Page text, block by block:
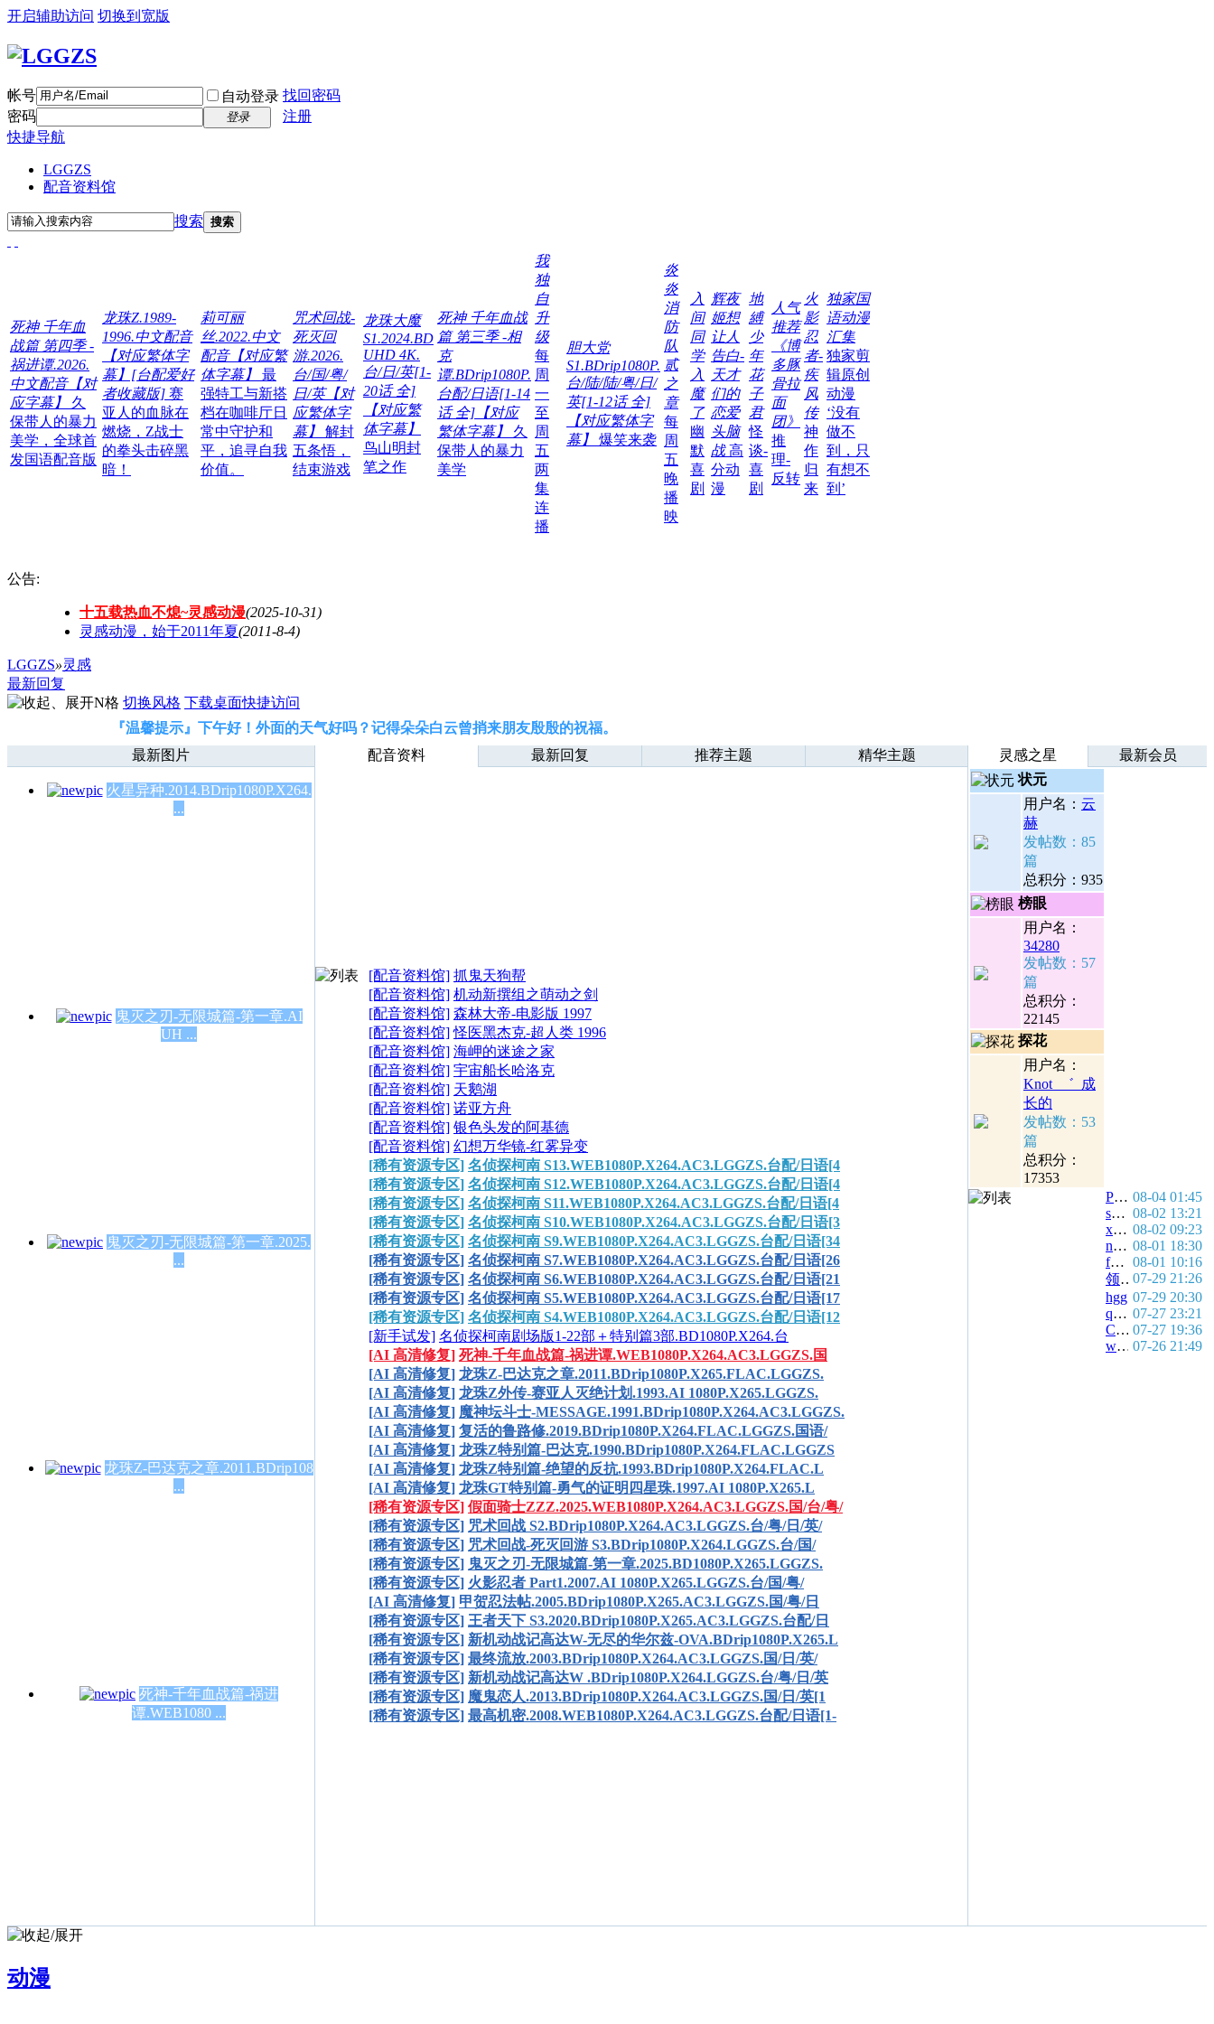
开启辅助访问 切换到宽版
帐号 自动登录 找回密码
密码
登录
注册
快捷导航
LGGZS
配音资料馆
搜索 搜索
死神 千年血
战篇 第四季 -
祸进谭.2026.
中文配音【对
应字幕】
久
保带人的暴力
美学，全球首
发国语配音版
龙珠Z.1989-
1996.中文配音
【对应繁体字
幕】[台配爱好
者收藏版] 赛
亚人的血脉在
燃烧，Z战士
的拳头击碎黑
暗！
莉可丽
丝.2022.中文
配音【对应繁
体字幕】
最
强特工与新搭
档在咖啡厅日
常中守护和
平，追寻自我
价值。
咒术回战-
死灭回
游.2026.
台/国/粤/
日/英【对
应繁体字
幕】
解封
五条悟，
结束游戏
龙珠大魔
S1.2024.BD
UHD 4K.
台/日/英[1-
20话 全]
【对应繁
体字幕】
鸟山明封
笔之作
死神 千年血战
篇 第三季 -相
克
谭.BDrip1080P.
台配/日语[1-14
话 全]【对应
繁体字幕】
久
保带人的暴力
美学
我
独
自
升
级
每
周
一
至
周
五
两
集
连
播
胆大党
S1.BDrip1080P.
台/陆/陆/粤/日/
英[1-12话 全]
【对应繁体字
幕】
爆笑来袭
炎
炎
消
防
队
贰
之
章
每
周
五
晚
播
映
入
间
同
学
入
魔
了
幽
默
喜
剧
辉夜
姬想
让人
告白-
天才
们的
恋爱
头脑
战 高
分动
漫
地
縛
少
年
花
子
君
怪
谈-
喜
剧
人气
推荐
《博
多豚
骨拉
面
团》
推
理-
反转
火
影
忍
者-
疾
风
传
神
作
归
来
独家国
语动漫
汇集
独家剪
辑原创
动漫
‘没有
做不
到，只
有想不
到’
公告:
十五载热血不熄~灵感动漫(2025-10-31)
灵感动漫，始于2011年夏(2011-8-4)
LGGZS»灵感
最新回复
切换风格 下载桌面快捷访问
『温馨提示』下午好！外面的天气好吗？记得朵朵白云曾捎来朋友殷殷的祝福。
最新图片
配音资料 最新回复 推荐主题 精华主题 灵感之星 最新会员
火星异种.2014.BDrip1080P.X264.
...
鬼灭之刃-无限城篇-第一章.AI
UH ...
鬼灭之刃-无限城篇-第一章.2025.
...
龙珠Z-巴达克之章.2011.BDrip108
...
死神-千年血战篇-祸进
谭.WEB1080 ...
[配音资料馆] 抓鬼天狗帮
[配音资料馆] 机动新撰组之萌动之剑
[配音资料馆] 森林大帝-电影版 1997
[配音资料馆] 怪医黑杰克-超人类 1996
[配音资料馆] 海岬的迷途之家
[配音资料馆] 宇宙船长哈洛克
[配音资料馆] 天鹅湖
[配音资料馆] 诺亚方舟
[配音资料馆] 银色头发的阿基德
[配音资料馆] 幻想万华镜-红雾异变
[稀有资源专区] 名侦探柯南 S13.WEB1080P.X264.AC3.LGGZS.台配/日语[4
[稀有资源专区] 名侦探柯南 S12.WEB1080P.X264.AC3.LGGZS.台配/日语[4
[稀有资源专区] 名侦探柯南 S11.WEB1080P.X264.AC3.LGGZS.台配/日语[4
[稀有资源专区] 名侦探柯南 S10.WEB1080P.X264.AC3.LGGZS.台配/日语[3
[稀有资源专区] 名侦探柯南 S9.WEB1080P.X264.AC3.LGGZS.台配/日语[34
[稀有资源专区] 名侦探柯南 S7.WEB1080P.X264.AC3.LGGZS.台配/日语[26
[稀有资源专区] 名侦探柯南 S6.WEB1080P.X264.AC3.LGGZS.台配/日语[21
[稀有资源专区] 名侦探柯南 S5.WEB1080P.X264.AC3.LGGZS.台配/日语[17
[稀有资源专区] 名侦探柯南 S4.WEB1080P.X264.AC3.LGGZS.台配/日语[12
[新手试发] 名侦探柯南剧场版1-22部＋特别篇3部.BD1080P.X264.台
[AI 高清修复] 死神-千年血战篇-祸进谭.WEB1080P.X264.AC3.LGGZS.国
[AI 高清修复] 龙珠Z-巴达克之章.2011.BDrip1080P.X265.FLAC.LGGZS.
[AI 高清修复] 龙珠Z外传-赛亚人灭绝计划.1993.AI 1080P.X265.LGGZS.
[AI 高清修复] 魔神坛斗士-MESSAGE.1991.BDrip1080P.X264.AC3.LGGZS.
[AI 高清修复] 复活的鲁路修.2019.BDrip1080P.X264.FLAC.LGGZS.国语/
[AI 高清修复] 龙珠Z特别篇-巴达克.1990.BDrip1080P.X264.FLAC.LGGZS
[AI 高清修复] 龙珠Z特别篇-绝望的反抗.1993.BDrip1080P.X264.FLAC.L
[AI 高清修复] 龙珠GT特别篇-勇气的证明四星珠.1997.AI 1080P.X265.L
[稀有资源专区] 假面骑士ZZZ.2025.WEB1080P.X264.AC3.LGGZS.国/台/粤/
[稀有资源专区] 咒术回战 S2.BDrip1080P.X264.AC3.LGGZS.台/粤/日/英/
[稀有资源专区] 咒术回战-死灭回游 S3.BDrip1080P.X264.LGGZS.台/国/
[稀有资源专区] 鬼灭之刃-无限城篇-第一章.2025.BD1080P.X265.LGGZS.
[稀有资源专区] 火影忍者 Part1.2007.AI 1080P.X265.LGGZS.台/国/粤/
[AI 高清修复] 甲贺忍法帖.2005.BDrip1080P.X265.AC3.LGGZS.国/粤/日
[稀有资源专区] 王者天下 S3.2020.BDrip1080P.X265.AC3.LGGZS.台配/日
[稀有资源专区] 新机动战记高达W-无尽的华尔兹-OVA.BDrip1080P.X265.L
[稀有资源专区] 最终流放.2003.BDrip1080P.X264.AC3.LGGZS.国/日/英/
[稀有资源专区] 新机动战记高达W .BDrip1080P.X264.LGGZS.台/粤/日/英
[稀有资源专区] 魔鬼恋人.2013.BDrip1080P.X264.AC3.LGGZS.国/日/英[1
[稀有资源专区] 最高机密.2008.WEB1080P.X264.AC3.LGGZS.台配/日语[1-
状元
用户名： 云
赫
发帖数：85
篇
总积分：935
榜眼
用户名：
34280
发帖数：57
篇
总积分：
22145
探花
用户名：
Knot_゛_成
长的
发帖数：53
篇
总积分：
17353
08-04 01:45
PIXY
08-02 13:21
samji
08-02 09:23
xiaoxiao6684
08-01 18:30
ntjx977092
08-01 10:16
fengleishifeng
07-29 21:26
领域的时间
07-29 20:30
hgg
07-27 23:21
qq214030118
07-27 19:36
CITYHALL
07-26 21:49
wanghq
动漫